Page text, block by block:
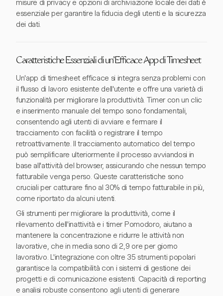
misure di privacy e opzioni di archiviazione locale dei dati è
essenziale per garantire la fiducia degli utenti e la sicurezza
dei dati.
Caratteristiche Essenziali di un'Efficace App di Timesheet
Un'app di timesheet efficace si integra senza problemi con
il flusso di lavoro esistente dell'utente e offre una varietà di
funzionalità per migliorare la produttività. Timer con un clic
e inserimento manuale del tempo sono fondamentali,
consentendo agli utenti di avviare e fermare il
tracciamento con facilità o registrare il tempo
retroattivamente. Il tracciamento automatico del tempo
può semplificare ulteriormente il processo avviandosi in
base all'attività del browser, assicurando che nessun tempo
fatturabile venga perso. Queste caratteristiche sono
cruciali per catturare fino al 30% di tempo fatturabile in più,
come riportato da alcuni utenti.
Gli strumenti per migliorare la produttività, come il
rilevamento dell'inattività e i timer Pomodoro, aiutano a
mantenere la concentrazione e ridurre le attività non
lavorative, che in media sono di 2,9 ore per giorno
lavorativo. L'integrazione con oltre 35 strumenti popolari
garantisce la compatibilità con i sistemi di gestione dei
progetti e di comunicazione esistenti. Capacità di reporting
e analisi robuste consentono agli utenti di generare